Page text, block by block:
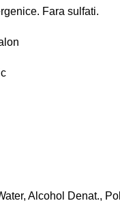
Fara sulfati.
Alcohol Denat.,